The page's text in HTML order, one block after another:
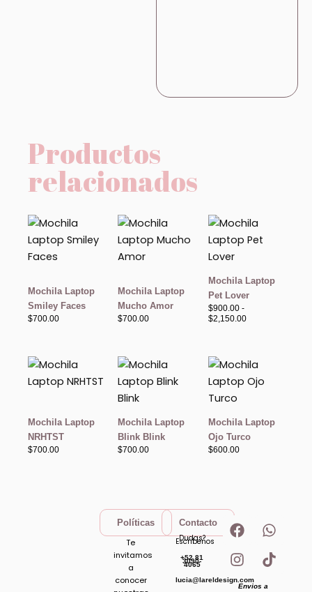
Productos
relacionados
Mochila Laptop
Smiley Faces
$700.00
Mochila Laptop
Mucho Amor
$700.00
Mochila Laptop
Pet Lover
$900.00 -
$2,150.00
Rango
de
precios:
$2,150.00
Mochila Laptop
NRHTST
$700.00
Mochila Laptop
Blink Blink
$700.00
Mochila Laptop
Ojo Turco
$600.00
Políticas
Te
invitamos
a
conocer
Contacto
Dudas?
Escribenos
+52 81
3090-
4065
lucia@lareldesign.com
F
a
c
e
b
W
h
a
t
I
n
s
t
a
T
i
k
t
Envios a